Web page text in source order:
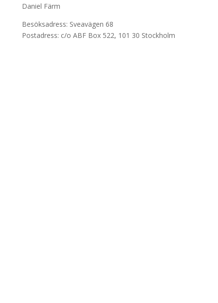
Daniel Färm
Besöksadress: Sveavägen 68
Postadress: c/o ABF Box 522, 101 30 Stockholm